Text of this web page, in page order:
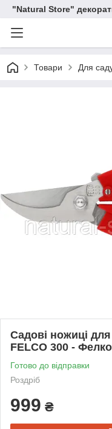
"Natural Store"
Товари Для
Садові ножиці
FELCO 300 -
Готово до відправки
Роздріб
999 ₴